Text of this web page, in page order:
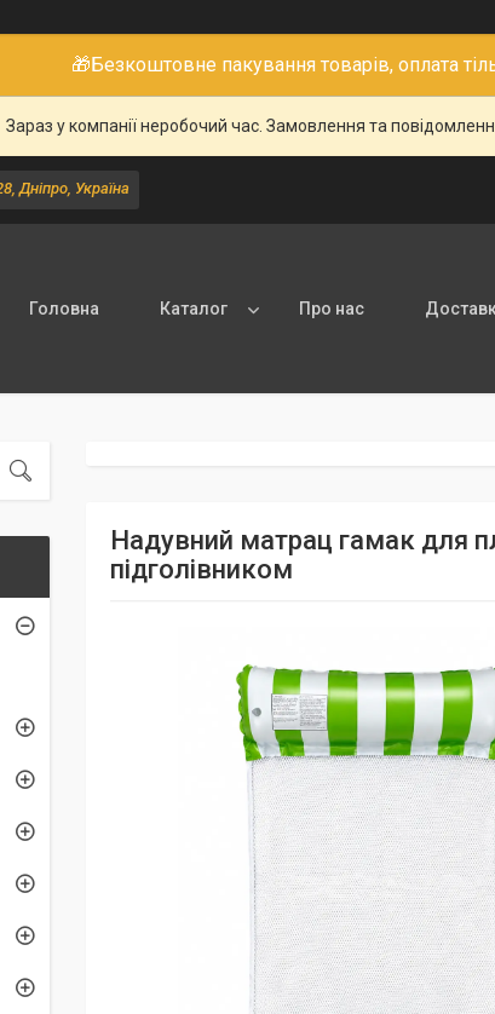
🎁Безкоштовне пакування товарів, оплата
Зараз у компанії неробочий час. Замовлення та
Дніпро, Україна
Головна Каталог Про нас
Надувний матрац гамак для
підголівником